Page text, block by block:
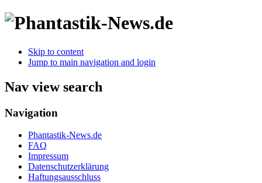
Skip to content
Jump to main navigation and login
Nav view search
Navigation
Phantastik-News.de
FAQ
Impressum
Datenschutzerklärung
Haftungsausschluss